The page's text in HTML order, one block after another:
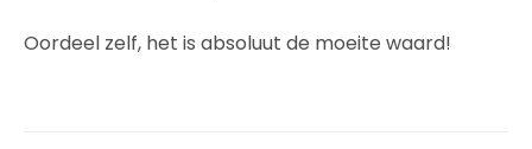
Oordeel zelf, het is absoluut de moeite waard!